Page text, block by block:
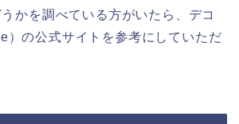
かを調べている方がいたら、デコ
）の公式サイトを参考にしていただ